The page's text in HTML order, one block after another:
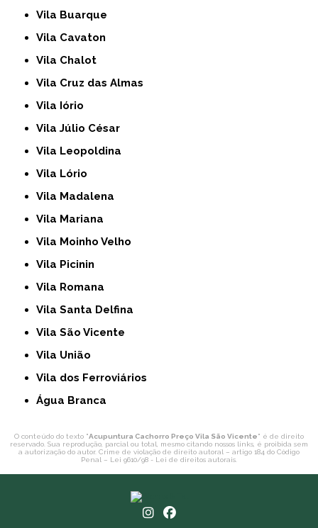
Vila Buarque
Vila Cavaton
Vila Chalot
Vila Cruz das Almas
Vila Iório
Vila Júlio César
Vila Leopoldina
Vila Lório
Vila Madalena
Vila Mariana
Vila Moinho Velho
Vila Picinin
Vila Romana
Vila Santa Delfina
Vila São Vicente
Vila União
Vila dos Ferroviários
Água Branca
O conteúdo do texto "Acupuntura Cachorro Preço Vila São Vicente" é de direito
reservado. Sua reprodução, parcial ou total, mesmo citando nossos links, é proibida sem
a autorização do autor. Crime de violação de direito autoral – artigo 184 do Código
Penal – Lei 9610/98 - Lei de direitos autorais.